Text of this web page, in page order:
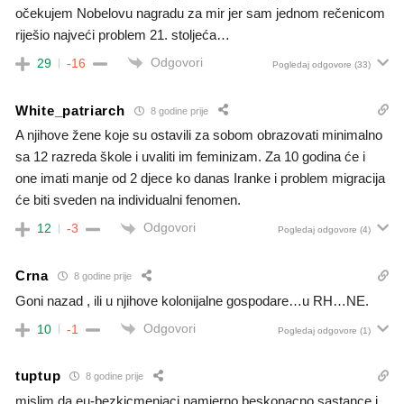
očekujem Nobelovu nagradu za mir jer sam jednom rečenicom
riješio najveći problem 21. stoljeća…
29 -16 Odgovori Pogledaj odgovore (33)
White_patriarch 8 godine prije
A njihove žene koje su ostavili za sobom obrazovati minimalno
sa 12 razreda škole i uvaliti im feminizam. Za 10 godina će i
one imati manje od 2 djece ko danas Iranke i problem migracija
će biti sveden na individualni fenomen.
12 -3 Odgovori Pogledaj odgovore (4)
Crna 8 godine prije
Goni nazad , ili u njihove kolonijalne gospodare…u RH…NE.
10 -1 Odgovori Pogledaj odgovore (1)
tuptup 8 godine prije
mislim da eu-bezkicmenjaci namjerno beskonacno sastance i